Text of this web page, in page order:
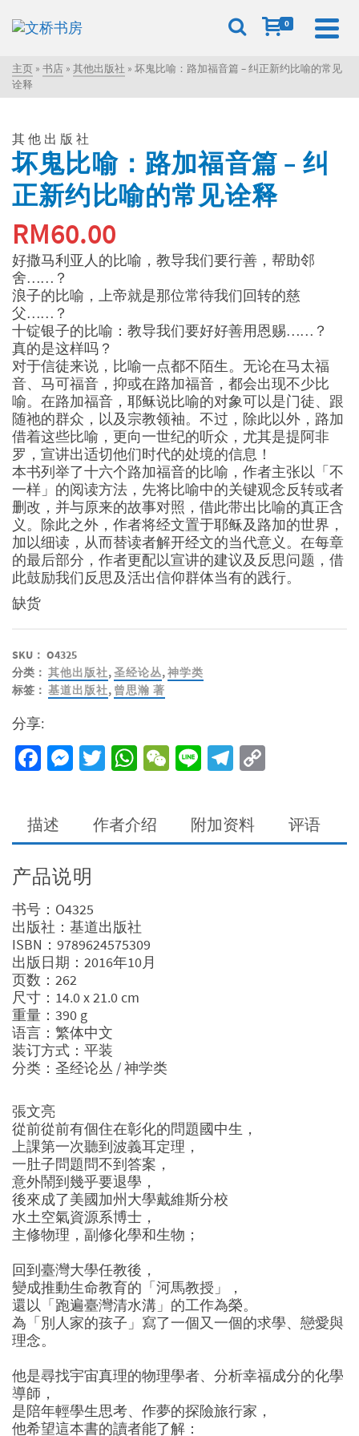
0
主页 » 书店 » 其他出版社 » 坏鬼比喻：路加福音篇 – 纠正新约比喻的常见
诠释
其他出版社
坏鬼比喻：路加福音篇 – 纠
正新约比喻的常见诠释
RM60.00
好撒马利亚人的比喻，教导我们要行善，帮助邻
舍……？
浪子的比喻，上帝就是那位常待我们回转的慈
父……？
十锭银子的比喻：教导我们要好好善用恩赐……？
真的是这样吗？
对于信徒来说，比喻一点都不陌生。无论在马太福
音、马可福音，抑或在路加福音，都会出现不少比
喻。在路加福音，耶稣说比喻的对象可以是门徒、跟
随祂的群众，以及宗教领袖。不过，除此以外，路加
借着这些比喻，更向一世纪的听众，尤其是提阿非
罗，宣讲出适切他们时代的处境的信息！
本书列举了十六个路加福音的比喻，作者主张以「不
一样」的阅读方法，先将比喻中的关键观念反转或者
删改，并与原来的故事对照，借此带出比喻的真正含
义。除此之外，作者将经文置于耶稣及路加的世界，
加以细读，从而替读者解开经文的当代意义。在每章
的最后部分，作者更配以宣讲的建议及反思问题，借
此鼓励我们反思及活出信仰群体当有的践行。
缺货
SKU： O4325
分类： 其他出版社,圣经论丛,神学类
标签： 基道出版社, 曾思瀚 著
分享:
Facebook
Messenger
Twitter
WhatsApp
WeChat
LineTelegram
描述 作者介绍 附加资料 评语
产品说明
书号：O4325
出版社：基道出版社
ISBN：9789624575309
出版日期：2016年10月
页数：262
尺寸：14.0 x 21.0 cm
重量：390 g
语言：繁体中文
装订方式：平装
分类：圣经论丛 / 神学类
張文亮
從前從前有個住在彰化的問題國中生，
上課第一次聽到波義耳定理，
一肚子問題問不到答案，
意外鬧到幾乎要退學，
後來成了美國加州大學戴維斯分校
水土空氣資源系博士，
主修物理，副修化學和生物；
回到臺灣大學任教後，
變成推動生命教育的「河馬教授」，
還以「跑遍臺灣清水溝」的工作為榮。
為「別人家的孩子」寫了一個又一個的求學、戀愛與
理念。
他是尋找宇宙真理的物理學者、分析幸福成分的化學
導師，
是陪年輕學生思考、作夢的探險旅行家，
他希望這本書的讀者能了解：